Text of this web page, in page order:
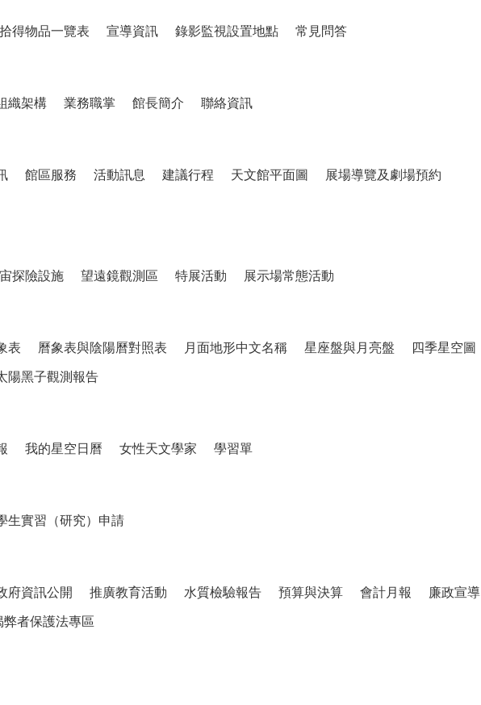
拾得物品一覽表 宣導資訊 錄影監視設置地點 常見問答
織架構 業務職掌 館長簡介 聯絡資訊
館區服務 活動訊息 建議行程 天文館平面圖 展場導覽及劇場預約
探險設施 望遠鏡觀測區 特展活動 展示場常態活動
表 曆象表與陰陽曆對照表 月面地形中文名稱 星座盤與月亮盤 四季星空圖
陽黑子觀測報告
我的星空日曆 女性天文學家 學習單
生實習（研究）申請
府資訊公開 推廣教育活動 水質檢驗報告 預算與決算 會計月報 廉政宣導
弊者保護法專區